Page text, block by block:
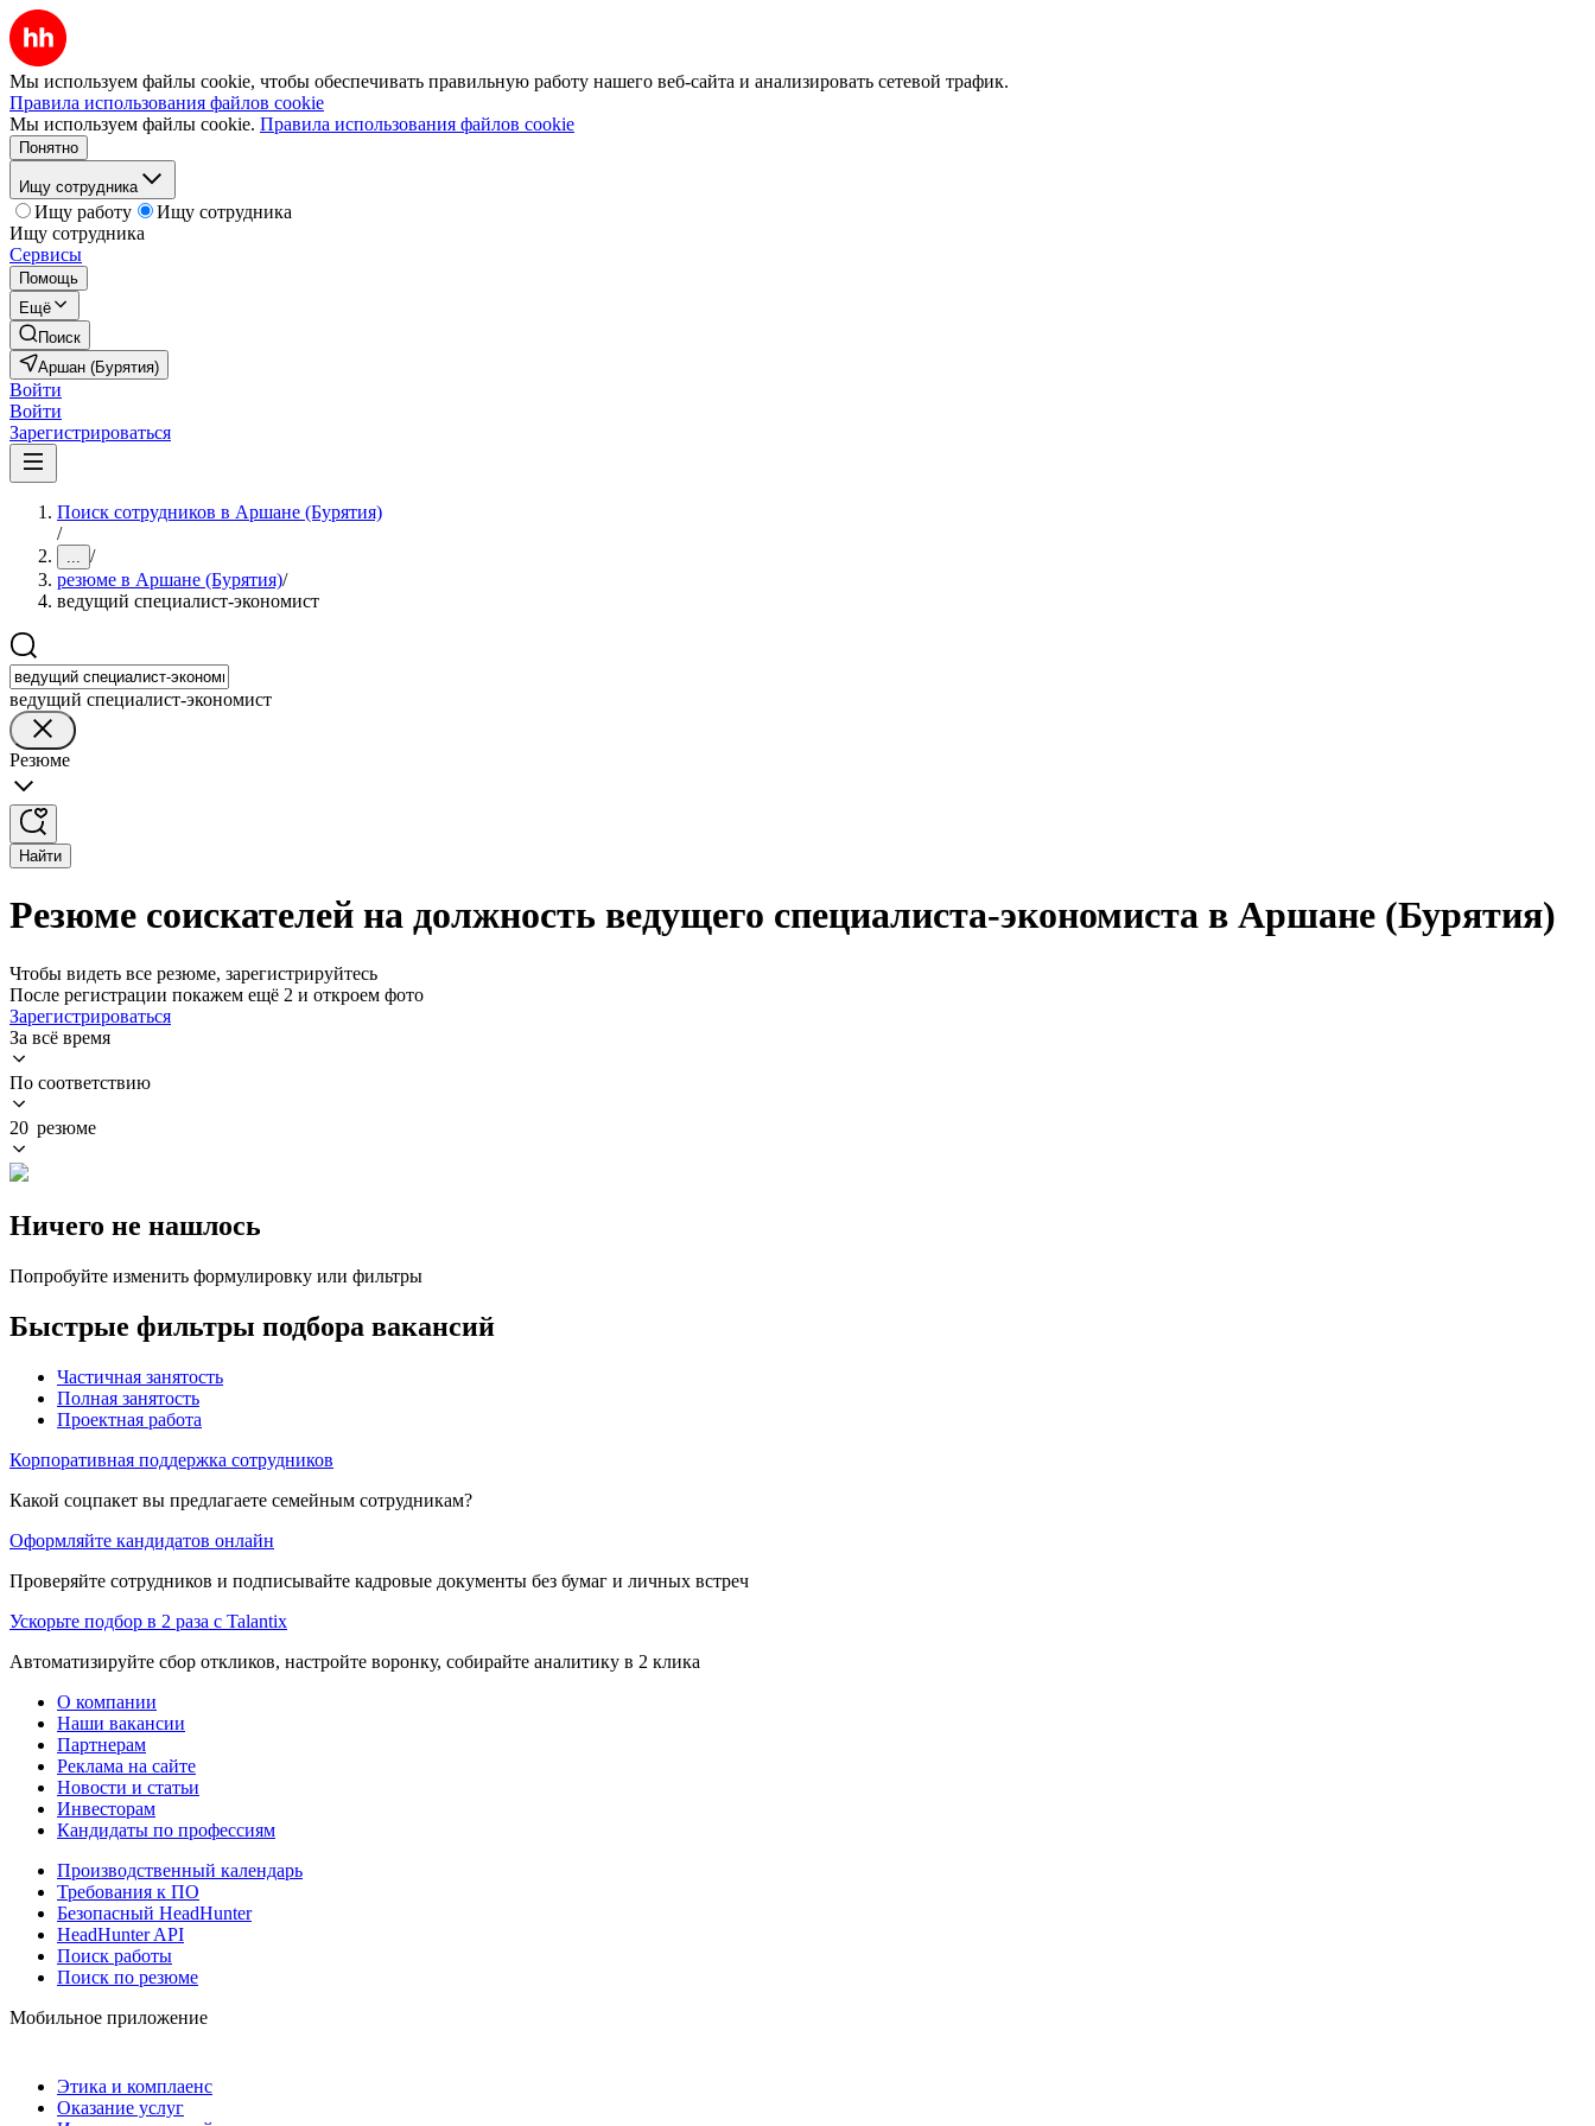
Мы используем файлы cookie, чтобы обеспечивать правильную работу нашего веб-сайта и анализировать сетевой трафик.
Правила использования файлов cookie
Мы используем файлы cookie. Правила использования файлов cookie
Понятно
Ищу сотрудника
Ищу работу
Ищу сотрудника
Ищу сотрудника
Сервисы
Помощь
Ещё
Поиск
Аршан (Бурятия)
Войти
Войти
Зарегистрироваться
Поиск сотрудников в Аршане (Бурятия)
/
... /
резюме в Аршане (Бурятия)/
ведущий специалист-экономист
ведущий специалист-экономист
Резюме
Найти
Резюме соискателей на должность ведущего специалиста-экономиста в Аршане (Бурятия)
Чтобы видеть все резюме, зарегистрируйтесь
После регистрации покажем ещё 2 и откроем фото
Зарегистрироваться
За всё время
По соответствию
20 резюме
Ничего не нашлось
Попробуйте изменить формулировку или фильтры
Быстрые фильтры подбора вакансий
Частичная занятость
Полная занятость
Проектная работа
Корпоративная поддержка сотрудников
Какой соцпакет вы предлагаете семейным сотрудникам?
Оформляйте кандидатов онлайн
Проверяйте сотрудников и подписывайте кадровые документы без бумаг и личных встреч
Ускорьте подбор в 2 раза с Talantix
Автоматизируйте сбор откликов, настройте воронку, собирайте аналитику в 2 клика
О компании
Наши вакансии
Партнерам
Реклама на сайте
Новости и статьи
Инвесторам
Кандидаты по профессиям
Производственный календарь
Требования к ПО
Безопасный HeadHunter
HeadHunter API
Поиск работы
Поиск по резюме
Мобильное приложение
Этика и комплаенс
Оказание услуг